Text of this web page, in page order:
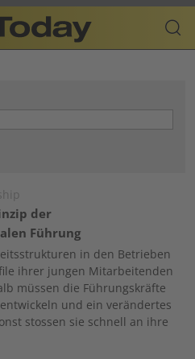
der
Führung
in den Betrieben
ihrer jungen Mitarbeitenden
müssen die Führungskräfte
und ein verändertes
stossen sie schnell an ihre